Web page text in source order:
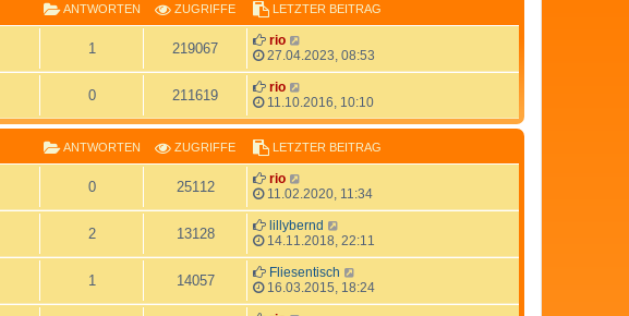
ANTWORTEN ZUGRIFFE LETZTER BEITRAG
1 219067
rio
27.04.2023, 08:53
0 211619
rio
11.10.2016, 10:10
ANTWORTEN ZUGRIFFE LETZTER BEITRAG
0 25112
rio
11.02.2020, 11:34
2 13128
lillybernd
14.11.2018, 22:11
1 14057
Fliesentisch
16.03.2015, 18:24